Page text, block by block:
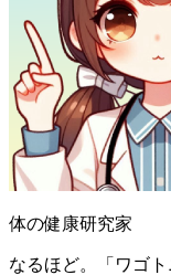
体の健康研究家
なるほど。「ワゴ